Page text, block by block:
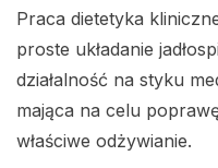
Praca dietetyka
proste układanie
działalność na styku
mająca na celu
właściwe odżywianie.